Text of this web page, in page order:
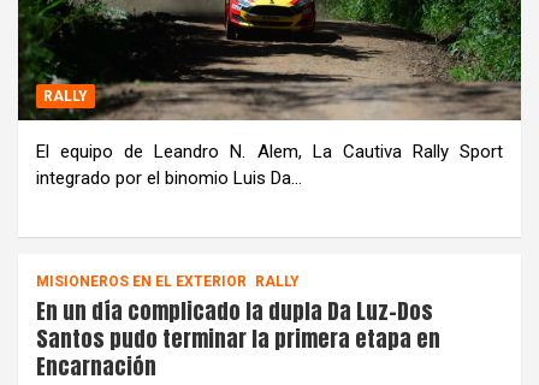
RALLY
El equipo de Leandro N. Alem, La Cautiva Rally Sport
integrado por el binomio Luis Da…
MISIONEROS EN EL EXTERIOR RALLY
En un día complicado la dupla Da Luz-Dos
Santos pudo terminar la primera etapa en
Encarnación